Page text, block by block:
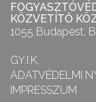
KÖZVETÍTŐ
1055 Budapest,
GY.I.K.
ADATVÉDELMI
IMPRESSZUM